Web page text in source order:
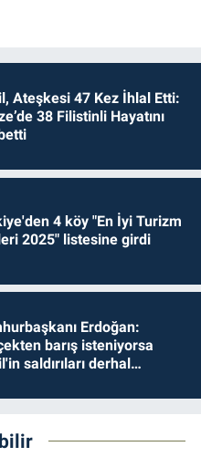
Ateşkesi 47 Kez İhlal Etti:
38 Filistinli Hayatını
4 köy "En İyi Turizm
2025" listesine girdi
Erdoğan:
barış isteniyorsa
saldırıları derhal